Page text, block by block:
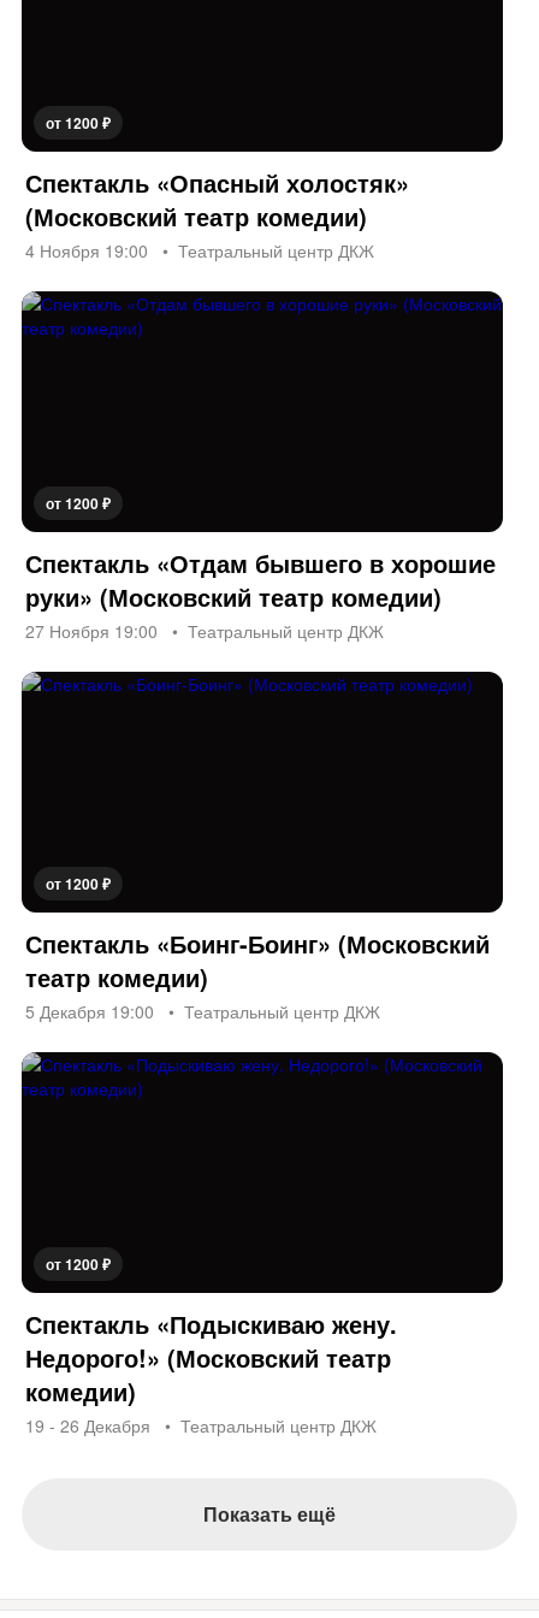
от 1200 ₽
Спектакль «Опасный холостяк»
(Московский театр комедии)
4 Ноября 19:00 Театральный центр ДКЖ
от 1200 ₽
Спектакль «Отдам бывшего в хорошие
руки» (Московский театр комедии)
27 Ноября 19:00 Театральный центр ДКЖ
от 1200 ₽
Спектакль «Боинг-Боинг» (Московский
театр комедии)
5 Декабря 19:00 Театральный центр ДКЖ
от 1200 ₽
Спектакль «Подыскиваю жену.
Недорого!» (Московский театр
комедии)
19 - 26 Декабря Театральный центр ДКЖ
Показать ещё